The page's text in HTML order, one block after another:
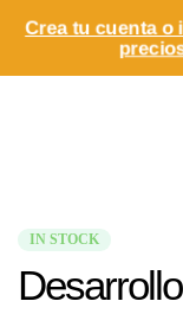
Crea tu cuenta o
IN STOCK